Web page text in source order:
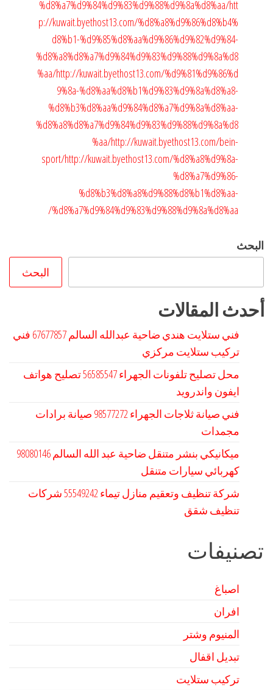
%d8%a7%d9%84%d9%83%d9%88%d9%8a%d8%aa/htt
p://kuwait.byethost13.com/%d8%a8%d9%86%d8%b4%
d8%b1-%d9%85%d8%aa%d9%86%d9%82%d9%84-
%d8%a8%d8%a7%d9%84%d9%83%d9%88%d9%8a%d8
%aa/http://kuwait.byethost13.com/%d9%81%d9%86%d
9%8a-%d8%aa%d8%b1%d9%83%d9%8a%d8%a8-
%d8%b3%d8%aa%d9%84%d8%a7%d9%8a%d8%aa-
%d8%a8%d8%a7%d9%84%d9%83%d9%88%d9%8a%d8
%aa/http://kuwait.byethost13.com/bein-
sport/http://kuwait.byethost13.com/%d8%a8%d9%8a-
%d8%a7%d9%86-
%d8%b3%d8%a8%d9%88%d8%b1%d8%aa-
%d8%a7%d9%84%d9%83%d9%88%d9%8a%d8%aa/
البحث
البحث
أحدث المقالات
فني ستلايت هندي ضاحية عبدالله السالم 67677857 فني
تركيب ستلايت مركزي
محل تصليح تلفونات الجهراء 56585547 تصليح هواتف
ايفون واندرويد
فني صيانة ثلاجات الجهراء 98577272 صيانة برادات
مجمدات
كهربائي سيارات متنقل
شركة تنظيف وتعقيم منازل تيماء 55549242 شركات
تنظيف شقق
تصنيفات
اصباغ
افران
المنيوم وشتر
تبديل اقفال
تركيب ستلايت